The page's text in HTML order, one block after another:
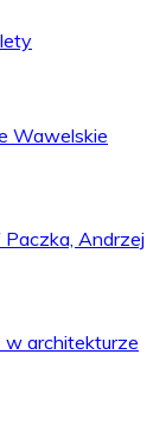
Wawelskie
Andrzej
w architekturze